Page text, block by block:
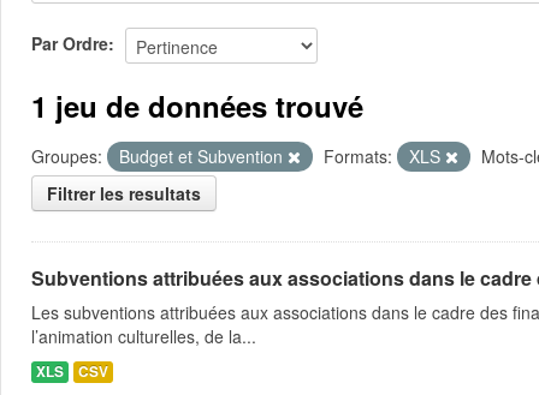
0
À propos
Par Ordre
1 jeu de données trouvé
Groupes: Budget et Subvention Formats: XLS
Mots-
Filtrer les resultats
Subventions attribuées aux associations dans le
Les subventions attribuées aux associations dans le cadre des
l’animation culturelles, de la...
XLS CSV